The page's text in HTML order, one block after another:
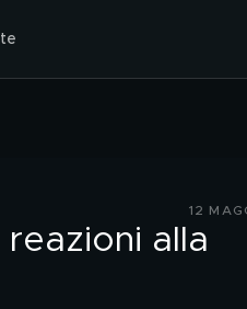
12
reazioni alla